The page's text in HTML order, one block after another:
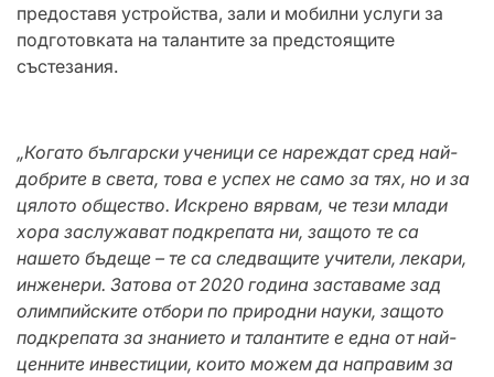
предоставя устройства, зали и мобилни услуги за
подготовката на талантите за предстоящите
състезания.
„Когато български ученици се нареждат сред най-
добрите в света, това е успех не само за тях, но и за
цялото общество. Искрено вярвам, че тези млади
хора заслужават подкрепата ни, защото те са
нашето бъдеще – те са следващите учители, лекари,
инженери. Затова от 2020 година заставаме зад
олимпийските отбори по природни науки, защото
подкрепата за знанието и талантите е една от най-
ценните инвестиции, които можем да направим за